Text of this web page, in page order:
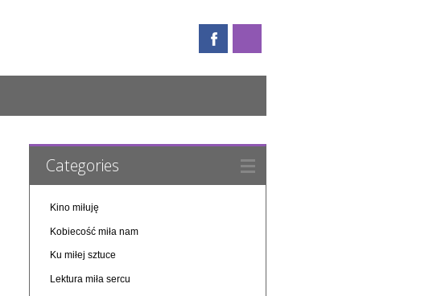
Categories
Kino miłuję
Kobiecość miła nam
Ku miłej sztuce
Lektura miła sercu